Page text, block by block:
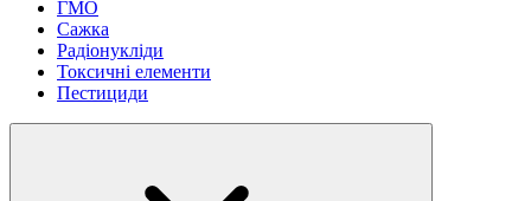
ГМО
Сажка
Радіонукліди
Токсичні елементи
Пестициди